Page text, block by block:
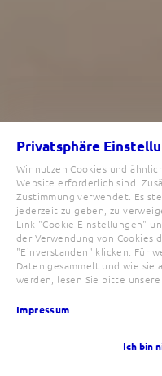
Privatsphäre
Wir nutzen Cookies und
Website erforderlich sind.
Zustimmung verwendet. Es
jederzeit zu geben, zu
Link "Cookie-Einstellungen"
der Verwendung von Cookies
"Einverstanden" klicken. Für
Daten gesammelt und wie sie
werden, lesen Sie bitte unsere
Impressum
Ich bin